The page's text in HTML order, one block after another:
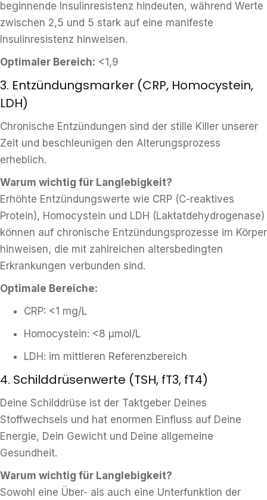
beginnende Insulinresistenz hindeuten, während Werte
zwischen 2,5 und 5 stark auf eine manifeste
Insulinresistenz hinweisen.
Optimaler Bereich: <1,9
3. Entzündungsmarker (CRP, Homocystein,
LDH)
Chronische Entzündungen sind der stille Killer unserer
Zeit und beschleunigen den Alterungsprozess
erheblich.
Warum wichtig für Langlebigkeit?
Erhöhte Entzündungswerte wie CRP (C-reaktives
Protein), Homocystein und LDH (Laktatdehydrogenase)
können auf chronische Entzündungsprozesse im Körper
hinweisen, die mit zahlreichen altersbedingten
Erkrankungen verbunden sind.
Optimale Bereiche:
CRP: <1 mg/L
Homocystein: <8 μmol/L
LDH: im mittleren Referenzbereich
4. Schilddrüsenwerte (TSH, fT3, fT4)
Deine Schilddrüse ist der Taktgeber Deines
Stoffwechsels und hat enormen Einfluss auf Deine
Energie, Dein Gewicht und Deine allgemeine
Gesundheit.
Warum wichtig für Langlebigkeit?
Sowohl eine Über- als auch eine Unterfunktion der